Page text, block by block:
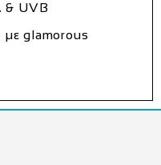
& UVB
με glamorous